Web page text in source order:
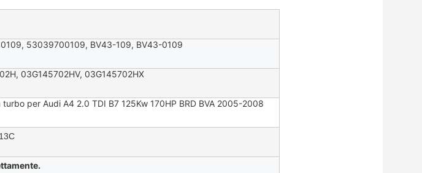
53039700109, BV43-109, BV43-0109
03G145702HV, 03G145702HX
turbo per Audi A4 2.0 TDI B7 125Kw 170HP BRD BVA 2005-2008